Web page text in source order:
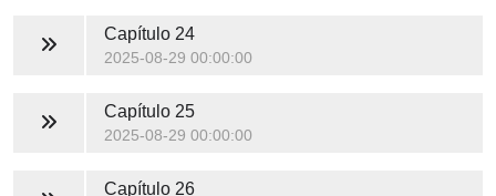
Capítulo 24
2025-08-29 00:00:00
Capítulo 25
2025-08-29 00:00:00
Capítulo 26